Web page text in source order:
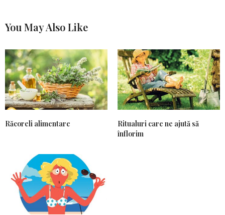
You May Also Like
Răcoreli alimentare
Ritualuri care ne ajută să
înflorim